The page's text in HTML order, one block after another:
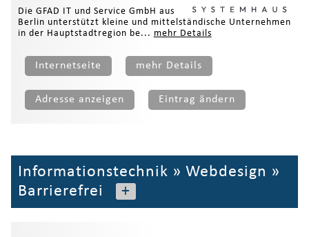
Die GFAD IT und Service GmbH aus
Berlin unterstützt kleine und mittelständische Unternehmen
in der Hauptstadtregion be... mehr Details
Internetseite mehr Details
Adresse anzeigen Eintrag ändern
Informationstechnik » Webdesign »
Barrierefrei
+